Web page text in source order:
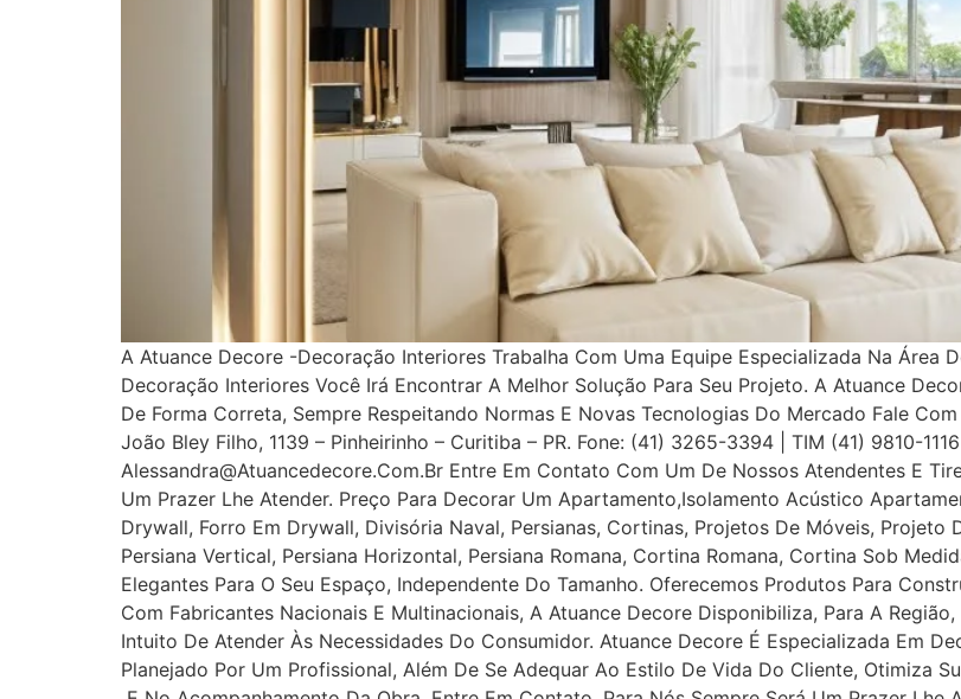
A Atuance Decore -Decoração Interiores Trabalha Com Uma Equipe Especializada Na Área
Decoração Interiores Você Irá Encontrar A Melhor Solução Para Seu Projeto. A Atuance
De Forma Correta, Sempre Respeitando Normas E Novas Tecnologias Do Mercado Fale
João Bley Filho, 1139 – Pinheirinho – Curitiba – PR. Fone: (41) 3265-3394 | TIM (41) 9810-
Alessandra@atuancedecore.com.br Entre Em Contato Com Um De Nossos Atendentes E
Um Prazer Lhe Atender. Preço Para Decorar Um Apartamento,Isolamento Acústico
Drywall, Forro Em Drywall, Divisória Naval, Persianas, Cortinas, Projetos De Móveis, Projeto
Persiana Vertical, Persiana Horizontal, Persiana Romana, Cortina Romana, Cortina Sob
Elegantes Para O Seu Espaço, Independente Do Tamanho. Oferecemos Produtos Para
Com Fabricantes Nacionais E Multinacionais, A Atuance Decore Disponibiliza, Para A
Intuito De Atender Às Necessidades Do Consumidor. Atuance Decore É Especializada Em
Planejado Por Um Profissional, Além De Se Adequar Ao Estilo De Vida Do Cliente, Otimiza